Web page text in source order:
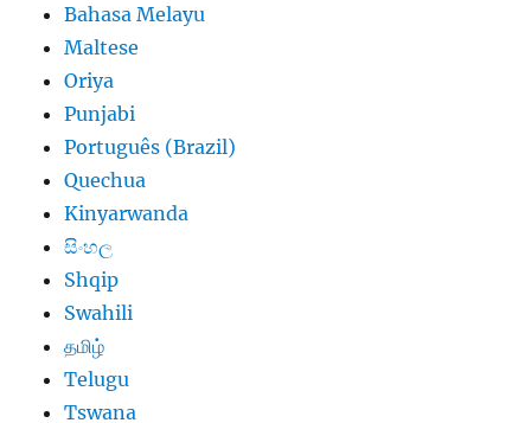
Bahasa Melayu
Maltese
Oriya
Punjabi
Português (Brazil)
Quechua
Kinyarwanda
සිංහල
Shqip
Swahili
தமிழ்
Telugu
Tswana